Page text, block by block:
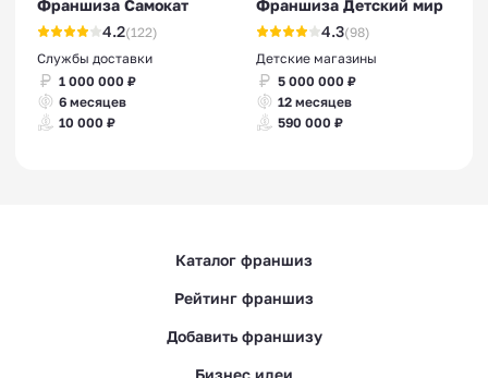
Франшиза Самокат
4.2(122)
Службы доставки
1 000 000 ₽
6 месяцев
10 000 ₽
Франшиза Детский мир
4.3(98)
Детские магазины
5 000 000 ₽
12 месяцев
590 000 ₽
Каталог франшиз
Рейтинг франшиз
Добавить франшизу